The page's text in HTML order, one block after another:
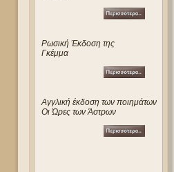
Ρωσική Έκδοση της
Γκέμμα
Αγγλική έκδοση των ποιημάτων
Οι Ώρες των Άστρων